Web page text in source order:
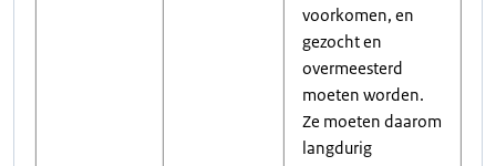
voorkomen, en
gezocht en
overmeesterd
moeten worden.
Ze moeten daarom
langdurig